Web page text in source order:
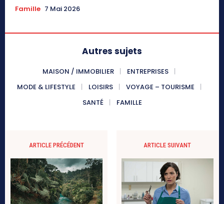
Famille 7 Mai 2026
Autres sujets
MAISON / IMMOBILIER
ENTREPRISES
MODE & LIFESTYLE
LOISIRS
VOYAGE – TOURISME
SANTÉ
FAMILLE
ARTICLE PRÉCÉDENT ARTICLE SUIVANT